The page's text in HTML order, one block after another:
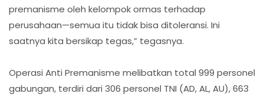
premanisme oleh kelompok ormas terhadap
perusahaan—semua itu tidak bisa ditoleransi. Ini
saatnya kita bersikap tegas,” tegasnya.
Operasi Anti Premanisme melibatkan total 999 personel
gabungan, terdiri dari 306 personel TNI (AD, AL, AU), 663